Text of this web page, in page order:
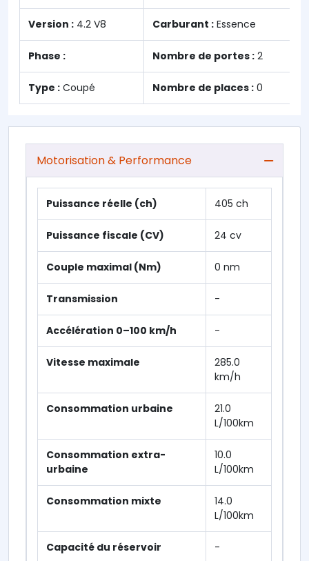
Version : 4.2 V8 Carburant : Essence
Phase : Nombre de portes : 2
Type : Coupé Nombre de places : 0
Motorisation & Performance
Puissance réelle (ch) 405 ch
Puissance fiscale (CV) 24 cv
Couple maximal (Nm) 0 nm
Transmission -
Accélération 0–100 km/h -
Vitesse maximale
285.0
km/h
Consommation urbaine
21.0
L/100km
Consommation extra-
urbaine
10.0
L/100km
Consommation mixte
14.0
L/100km
Capacité du réservoir -